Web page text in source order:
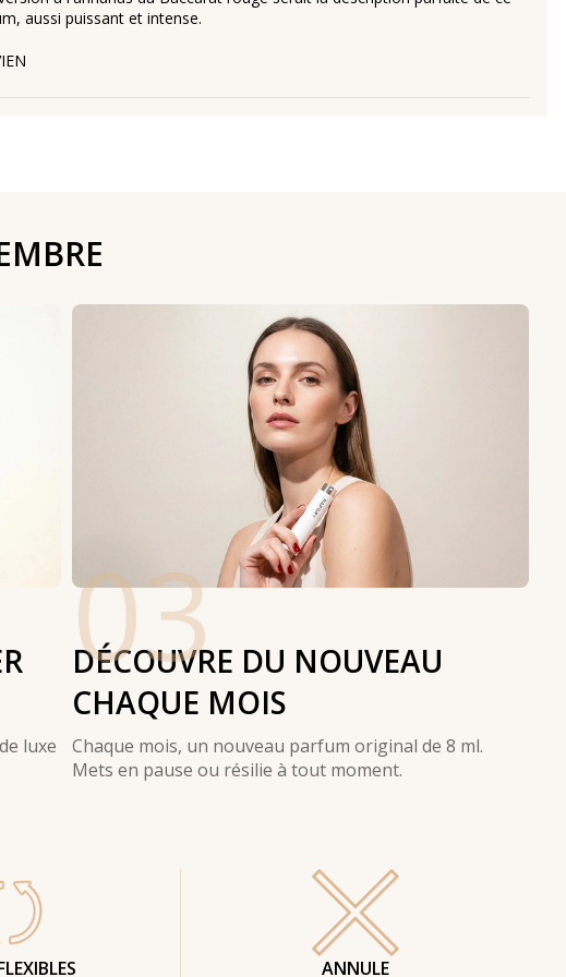
aussi puissant et intense.
luxe
03
DÉCOUVRE DU NOUVEAU
CHAQUE MOIS
Chaque mois, un nouveau parfum original de 8 ml.
Mets en pause ou résilie à tout moment.
ANNULE